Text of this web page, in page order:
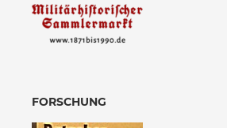
FORSCHUNG